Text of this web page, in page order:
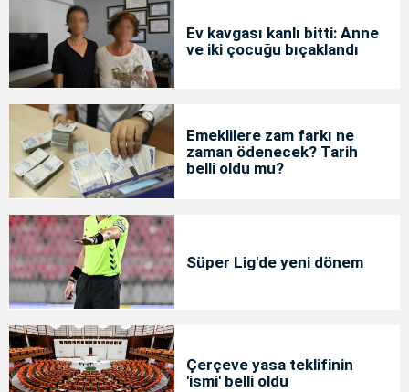
Ev kavgası kanlı bitti: Anne
ve iki çocuğu bıçaklandı
Emeklilere zam farkı ne
zaman ödenecek? Tarih
belli oldu mu?
Süper Lig'de yeni dönem
Çerçeve yasa teklifinin
'ismi' belli oldu